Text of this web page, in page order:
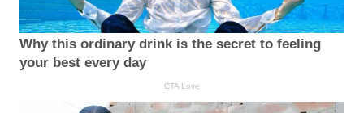
Why this ordinary drink is the secret to feeling
your best every day
CTA Love